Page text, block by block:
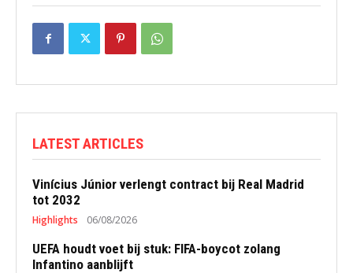
LATEST ARTICLES
Vinícius Júnior verlengt contract bij Real Madrid
tot 2032
Highlights 06/08/2026
UEFA houdt voet bij stuk: FIFA-boycot zolang
Infantino aanblijft